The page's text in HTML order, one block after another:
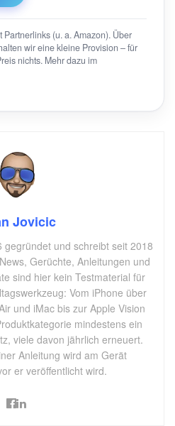
Partnerlinks (u. a. Amazon). Über
wir eine kleine Provision – für
nichts. Mehr dazu im
Jovicic
gegründet und schreibt seit 2018
Gerüchte, Anleitungen und
sind hier kein Testmaterial für
Vom iPhone über
und iMac bis zur Apple Vision
mindestens ein
viele davon jährlich erneuert.
Anleitung wird am Gerät
er veröffentlicht wird.